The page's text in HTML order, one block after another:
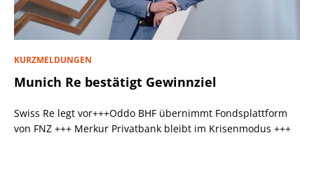
KURZMELDUNGEN
Munich Re bestätigt Gewinnziel
Swiss Re legt vor+++Oddo BHF übernimmt Fondsplattform
von FNZ +++ Merkur Privatbank bleibt im Krisenmodus +++